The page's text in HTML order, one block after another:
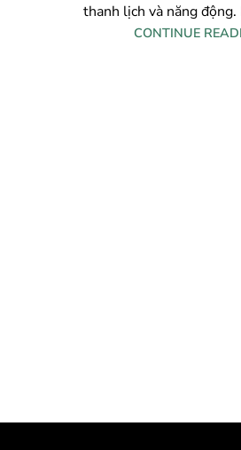
thanh lịch và năng động.
CONTINUE